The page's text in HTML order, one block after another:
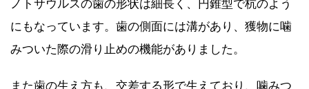
ノトサウルスの歯の形状は細長く、円錐型で杭のよう
にもなっています。歯の側面には溝があり、獲物に噛
みついた際の滑り止めの機能がありました。
また歯の生え方も、交差する形で生えており、噛みつ